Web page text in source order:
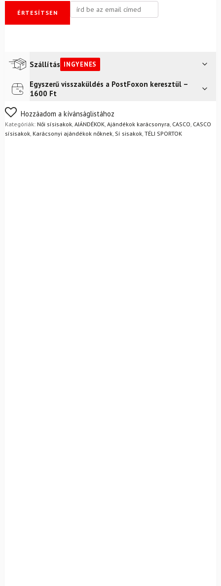
ÉRTESÍTSEN
Szállítás INGYENES
Futár a címreIngyenes
FoxPost
Egyszerű visszaküldés a PostFoxon keresztül –
1600 Ft
Nem biztos a választásában? Semmi gond – a terméket
egyszerűen visszaküldheti 14 napon belül, indoklás nélkül.
Mik a visszaküldés feltételei?
Hozzáadom a kívánságlistához
Kategóriák: Női sísisakok, AJÁNDÉKOK, Ajándékok karácsonyra, CASCO, CASCO
sísisakok, Karácsonyi ajándékok nőknek, Sí sisakok, TÉLI SPORTOK